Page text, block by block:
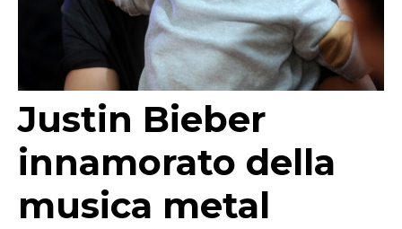
Justin Bieber
innamorato della
musica metal